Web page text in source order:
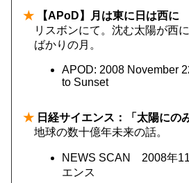
★ 【APoD】月は東に日は西に
リスボンにて。沈む太陽が西
ばかりの月。
APOD: 2008 November
to Sunset
★ 日経サイエンス：「太陽にの
地球の数十億年未来の話。
NEWS SCAN 2008年
エンス